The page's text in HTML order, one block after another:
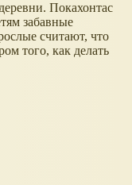
Покахонтас
забавные
считают, что
того, как делать